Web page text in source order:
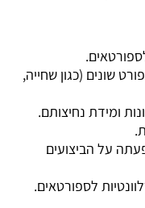
שונים (כגון שחייה,
ומידת נחיצותם.
על הביצועים
לספורטאים.